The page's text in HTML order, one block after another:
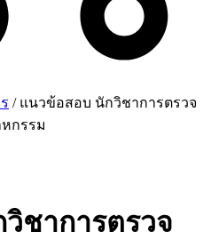
/ แนวข้อสอบ นักวิชาการตรวจ
กรรม
ชาการตรวจ